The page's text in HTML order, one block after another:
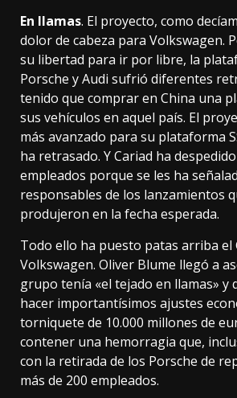
En llamas. El proyecto, como
dolor de cabeza para Volkswagen.
su libertad para ir por libre, la
Porsche y Audi sufrió diferentes
tenido que comprar en China una
sus vehículos en aquel país. El
más avanzado para su plataforma
ha retrasado. YCariad ha
empleados porque se les ha
responsables de los lanzamientos
produjeron en la fecha esperada.
Todo ello ha puesto patas arriba el
Volkswagen. Oliver Blume llegó a
grupo tenía «el tejado en llamas» y
hacer importantísimos ajustes
torniquete de 10.000 millones de
contener una hemorragia que,
con la retirada de los Porsche de
más de 200 empleados.